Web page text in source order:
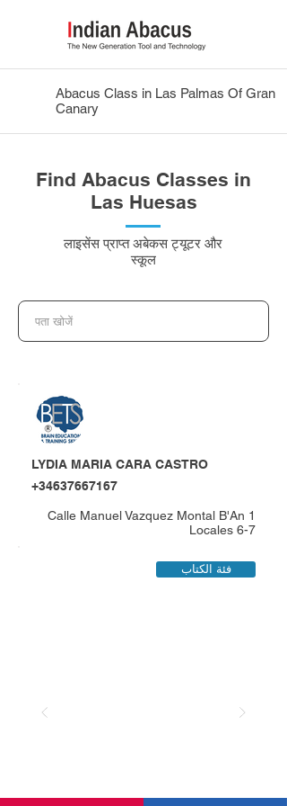
Abacus Class in Las Palmas Of Gran
Canary
Find Abacus Classes in
Las Huesas
लाइसेंस प्राप्त अबेकस ट्यूटर और
स्कूल
LYDIA MARIA CARA CASTRO
+34637667167
Calle Manuel Vazquez Montal B'An 1
Locales 6-7
فئة الكتاب